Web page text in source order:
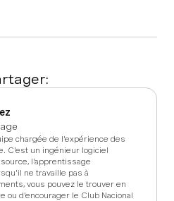
chargée de l'expérience des
C'est un ingénieur logiciel
l'apprentissage
ne travaille pas à
vous pouvez le trouver en
ou d'encourager le Club Nacional